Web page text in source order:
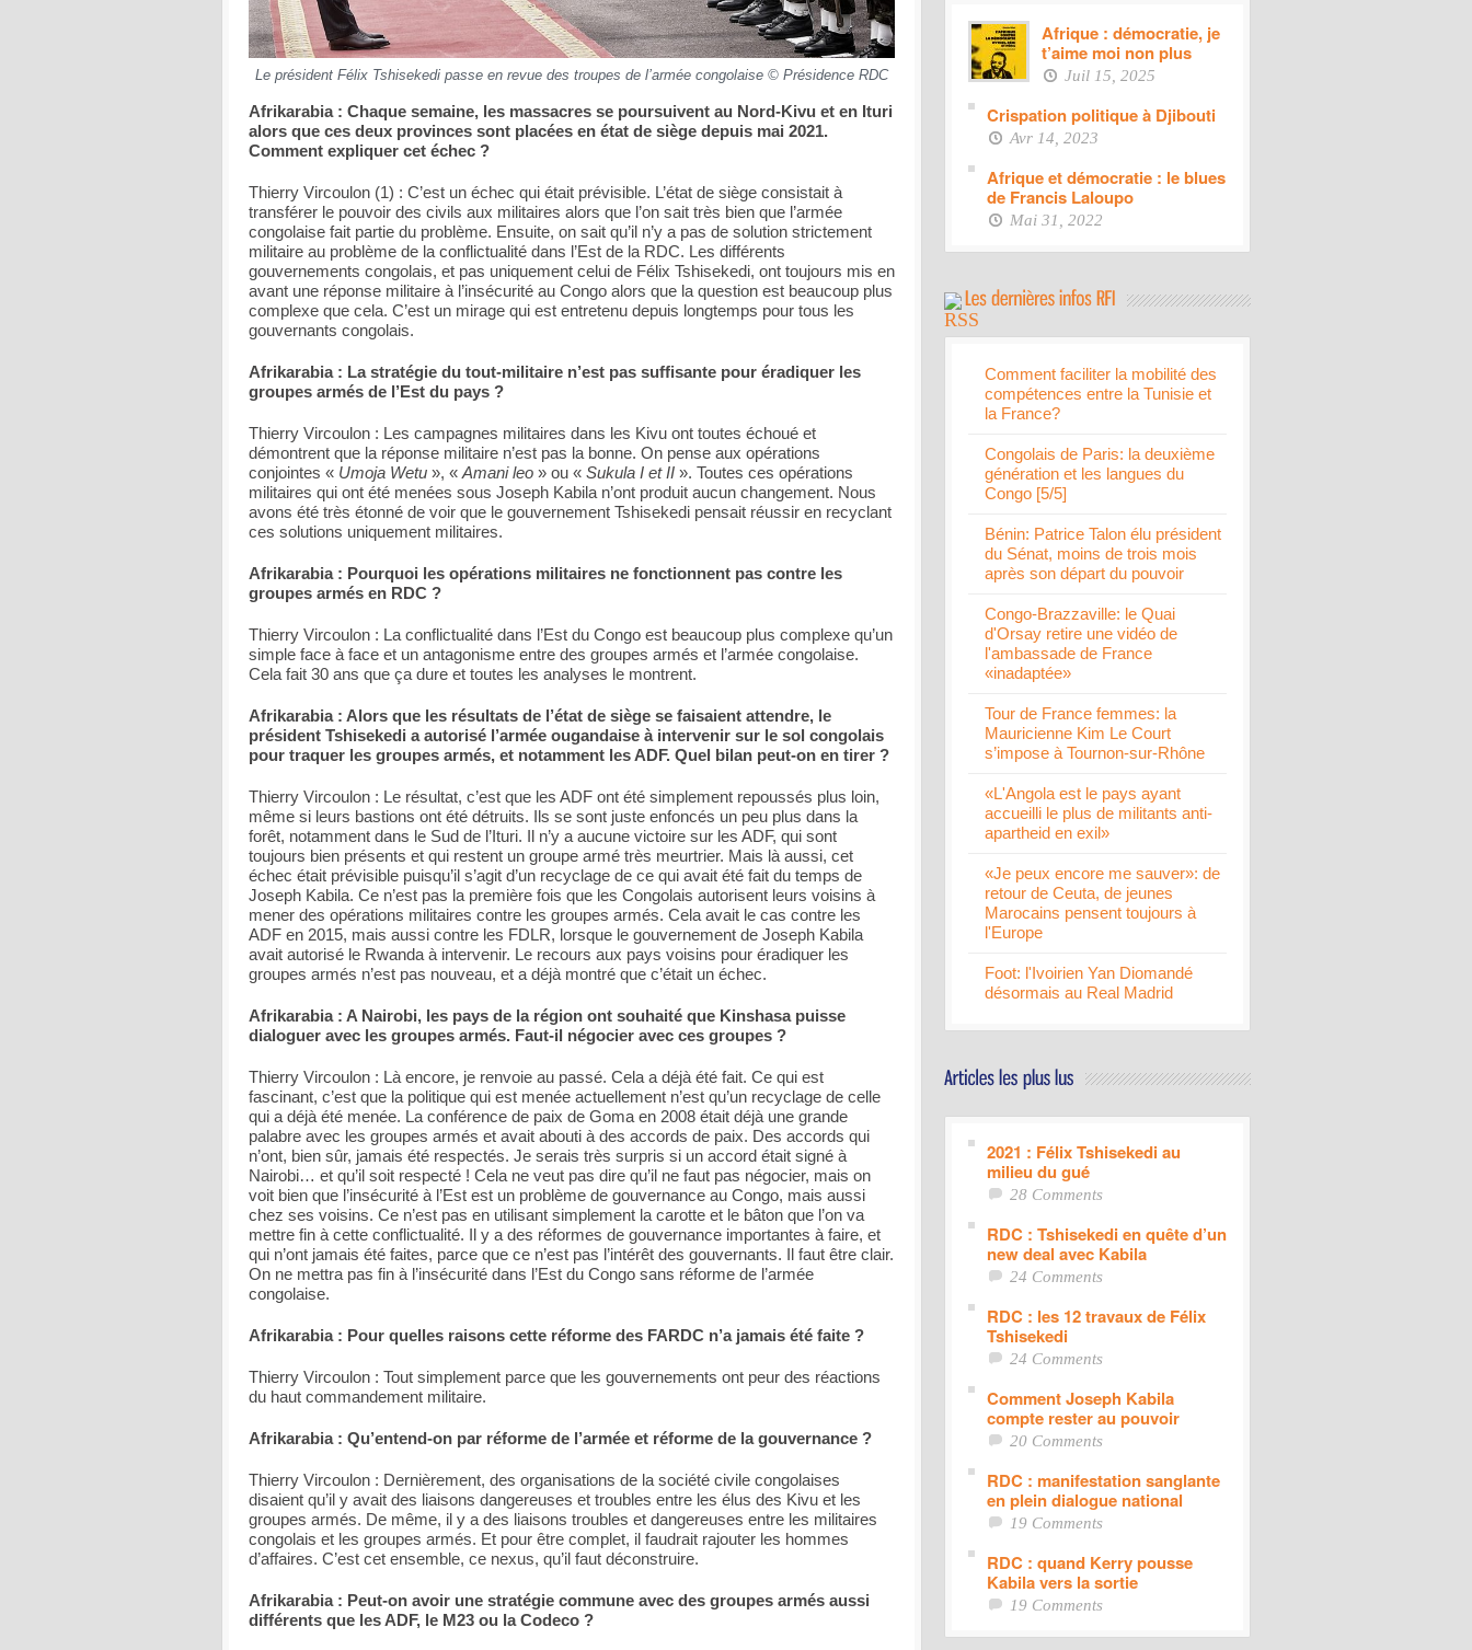
Le président Félix Tshisekedi passe en revue des troupes de l’armée congolaise © Présidence RDC
Afrikarabia : Chaque semaine, les massacres se poursuivent au Nord-Kivu et en Ituri
alors que ces deux provinces sont placées en état de siège depuis mai 2021.
Comment expliquer cet échec ?
Thierry Vircoulon (1) : C’est un échec qui était prévisible. L’état de siège consistait à
transférer le pouvoir des civils aux militaires alors que l’on sait très bien que l’armée
congolaise fait partie du problème. Ensuite, on sait qu’il n’y a pas de solution strictement
militaire au problème de la conflictualité dans l’Est de la RDC. Les différents
gouvernements congolais, et pas uniquement celui de Félix Tshisekedi, ont toujours mis en
avant une réponse militaire à l’insécurité au Congo alors que la question est beaucoup plus
complexe que cela. C’est un mirage qui est entretenu depuis longtemps pour tous les
gouvernants congolais.
Afrikarabia : La stratégie du tout-militaire n’est pas suffisante pour éradiquer les
groupes armés de l’Est du pays ?
Thierry Vircoulon : Les campagnes militaires dans les Kivu ont toutes échoué et
démontrent que la réponse militaire n’est pas la bonne. On pense aux opérations
conjointes « Umoja Wetu », « Amani leo » ou « Sukula I et II ». Toutes ces opérations
militaires qui ont été menées sous Joseph Kabila n’ont produit aucun changement. Nous
avons été très étonné de voir que le gouvernement Tshisekedi pensait réussir en recyclant
ces solutions uniquement militaires.
Afrikarabia : Pourquoi les opérations militaires ne fonctionnent pas contre les
groupes armés en RDC ?
Thierry Vircoulon : La conflictualité dans l’Est du Congo est beaucoup plus complexe qu’un
simple face à face et un antagonisme entre des groupes armés et l’armée congolaise.
Cela fait 30 ans que ça dure et toutes les analyses le montrent.
Afrikarabia : Alors que les résultats de l’état de siège se faisaient attendre, le
président Tshisekedi a autorisé l’armée ougandaise à intervenir sur le sol congolais
pour traquer les groupes armés, et notamment les ADF. Quel bilan peut-on en tirer ?
Thierry Vircoulon : Le résultat, c’est que les ADF ont été simplement repoussés plus loin,
même si leurs bastions ont été détruits. Ils se sont juste enfoncés un peu plus dans la
forêt, notamment dans le Sud de l’Ituri. Il n’y a aucune victoire sur les ADF, qui sont
toujours bien présents et qui restent un groupe armé très meurtrier. Mais là aussi, cet
échec était prévisible puisqu’il s’agit d’un recyclage de ce qui avait été fait du temps de
Joseph Kabila. Ce n’est pas la première fois que les Congolais autorisent leurs voisins à
mener des opérations militaires contre les groupes armés. Cela avait le cas contre les
ADF en 2015, mais aussi contre les FDLR, lorsque le gouvernement de Joseph Kabila
avait autorisé le Rwanda à intervenir. Le recours aux pays voisins pour éradiquer les
groupes armés n’est pas nouveau, et a déjà montré que c’était un échec.
Afrikarabia : A Nairobi, les pays de la région ont souhaité que Kinshasa puisse
dialoguer avec les groupes armés. Faut-il négocier avec ces groupes ?
Thierry Vircoulon : Là encore, je renvoie au passé. Cela a déjà été fait. Ce qui est
fascinant, c’est que la politique qui est menée actuellement n’est qu’un recyclage de celle
qui a déjà été menée. La conférence de paix de Goma en 2008 était déjà une grande
palabre avec les groupes armés et avait abouti à des accords de paix. Des accords qui
n’ont, bien sûr, jamais été respectés. Je serais très surpris si un accord était signé à
Nairobi… et qu’il soit respecté ! Cela ne veut pas dire qu’il ne faut pas négocier, mais on
voit bien que l’insécurité à l’Est est un problème de gouvernance au Congo, mais aussi
chez ses voisins. Ce n’est pas en utilisant simplement la carotte et le bâton que l’on va
mettre fin à cette conflictualité. Il y a des réformes de gouvernance importantes à faire, et
qui n’ont jamais été faites, parce que ce n’est pas l’intérêt des gouvernants. Il faut être clair.
On ne mettra pas fin à l’insécurité dans l’Est du Congo sans réforme de l’armée
congolaise.
Afrikarabia : Pour quelles raisons cette réforme des FARDC n’a jamais été faite ?
Thierry Vircoulon : Tout simplement parce que les gouvernements ont peur des réactions
du haut commandement militaire.
Afrikarabia : Qu’entend-on par réforme de l’armée et réforme de la gouvernance ?
Thierry Vircoulon : Dernièrement, des organisations de la société civile congolaises
disaient qu’il y avait des liaisons dangereuses et troubles entre les élus des Kivu et les
groupes armés. De même, il y a des liaisons troubles et dangereuses entre les militaires
congolais et les groupes armés. Et pour être complet, il faudrait rajouter les hommes
d’affaires. C’est cet ensemble, ce nexus, qu’il faut déconstruire.
Afrikarabia : Peut-on avoir une stratégie commune avec des groupes armés aussi
différents que les ADF, le M23 ou la Codeco ?
Afrique : démocratie, je
t’aime moi non plus
Juil 15, 2025
Crispation politique à Djibouti
Avr 14, 2023
Afrique et démocratie : le blues
de Francis Laloupo
Mai 31, 2022
Comment faciliter la mobilité des
compétences entre la Tunisie et
la France?
Congolais de Paris: la deuxième
génération et les langues du
Congo [5/5]
Bénin: Patrice Talon élu président
du Sénat, moins de trois mois
après son départ du pouvoir
Congo-Brazzaville: le Quai
d'Orsay retire une vidéo de
l'ambassade de France
«inadaptée»
Tour de France femmes: la
Mauricienne Kim Le Court
s’impose à Tournon-sur-Rhône
«L'Angola est le pays ayant
accueilli le plus de militants anti-
apartheid en exil»
«Je peux encore me sauver»: de
retour de Ceuta, de jeunes
Marocains pensent toujours à
l'Europe
Foot: l'Ivoirien Yan Diomandé
désormais au Real Madrid
2021 : Félix Tshisekedi au
milieu du gué
28 Comments
RDC : Tshisekedi en quête d’un
new deal avec Kabila
24 Comments
RDC : les 12 travaux de Félix
Tshisekedi
24 Comments
Comment Joseph Kabila
compte rester au pouvoir
20 Comments
RDC : manifestation sanglante
en plein dialogue national
19 Comments
RDC : quand Kerry pousse
Kabila vers la sortie
19 Comments